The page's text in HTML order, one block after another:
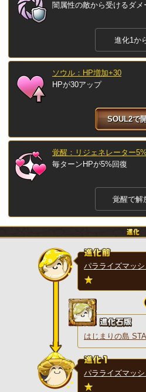
闇属性の敵から受けるダメ
進化1か
ソウル：HP増加+30
HPが30アップ
SOUL2で
覚醒：リジェネレーター5%
毎ターンHPが5%回復
覚醒で解
パラライズマッシ
はじまりの島
パラライズマッシ